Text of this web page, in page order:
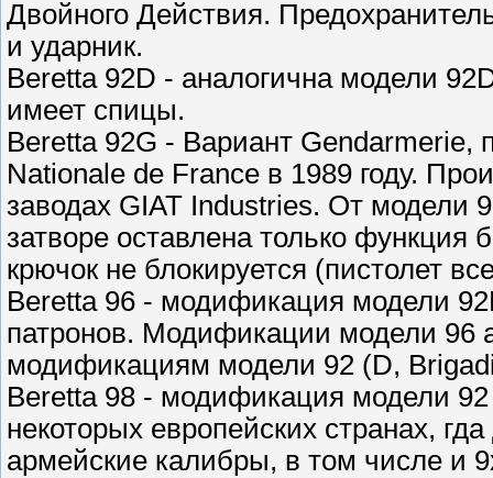
Двойного Действия.
и ударник.
Beretta 92D - аналогична модели
имеет спицы.
Beretta 92G - Вариант Gendarmerie,
Nationale de France в 1989 году.
заводах GIAT Industries. От модели
затворе оставлена только функция
крючок не блокируется (пистолет
Beretta 96 - модификация модели
патронов. Модификации модели 96
модификациям модели 92 (D,
Beretta 98 - модификация модели
некоторых европейских странах,
армейские калибры, в том числе и